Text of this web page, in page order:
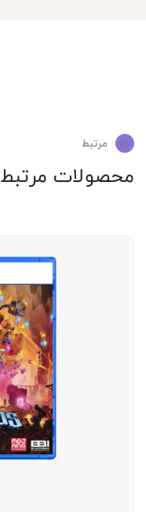
مرتبط
محصولات مرتبط